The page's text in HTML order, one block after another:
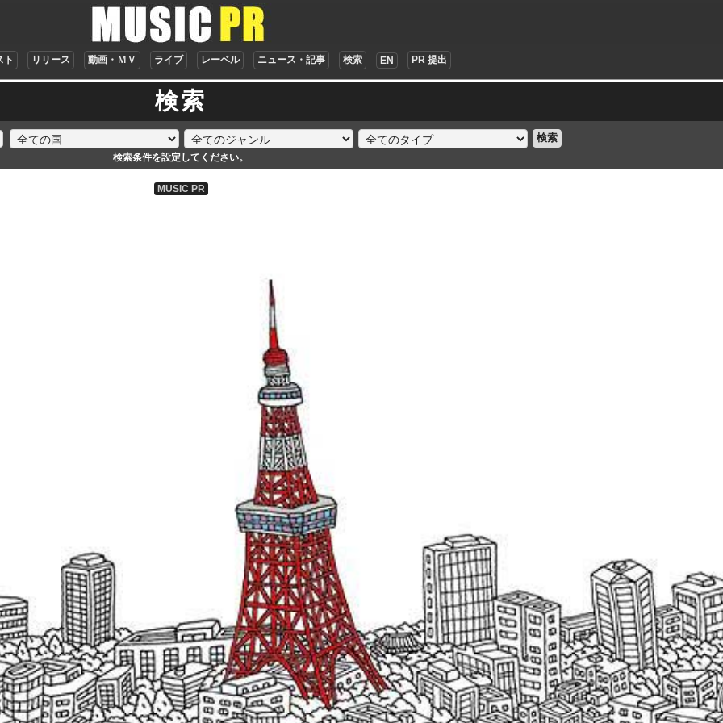
ト リリース 動画・ＭＶ ライブ レーベル ニュース・記事 検索 EN PR 提出
検索
検索
検索条件を設定してください。
MUSIC PR